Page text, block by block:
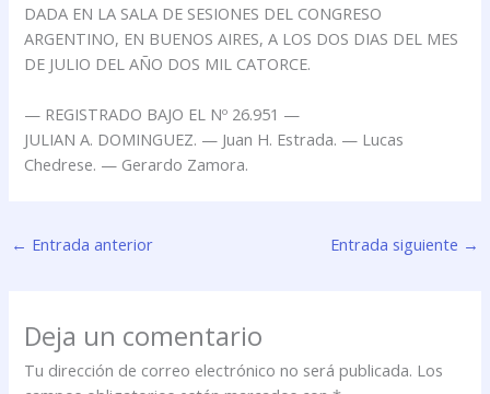
DADA EN LA SALA DE SESIONES DEL CONGRESO
ARGENTINO, EN BUENOS AIRES, A LOS DOS DIAS DEL MES
DE JULIO DEL AÑO DOS MIL CATORCE.
— REGISTRADO BAJO EL Nº 26.951 —
JULIAN A. DOMINGUEZ. — Juan H. Estrada. — Lucas
Chedrese. — Gerardo Zamora.
← Entrada anterior Entrada siguiente →
Deja un comentario
Tu dirección de correo electrónico no será publicada. Los